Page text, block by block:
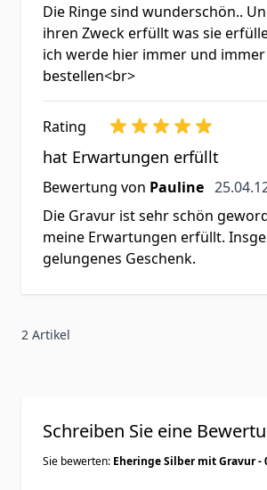
Die Ringe sind wunderschön..
ihren Zweck erfüllt was sie
ich werde hier immer und
bestellen<br>
Rating
hat Erwartungen erfüllt
Bewertung von Pauline 25. April
Die Gravur ist sehr schön
meine Erwartungen erfüllt.
gelungenes Geschenk.
2 Artikel
Schreiben Sie eine
Sie bewerten: Eheringe Silber mit Gravur -